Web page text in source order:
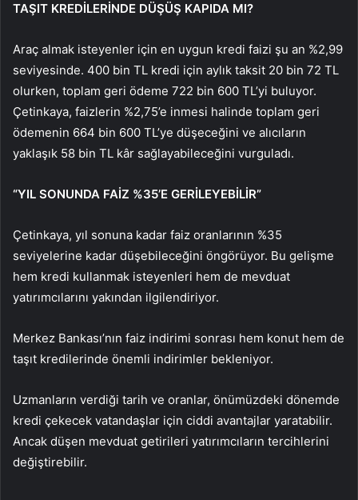
TAŞIT KREDİLERİNDE DÜŞÜŞ KAPIDA MI?
Araç almak isteyenler için en uygun kredi faizi şu an %2,99
seviyesinde. 400 bin TL kredi için aylık taksit 20 bin 72 TL
olurken, toplam geri ödeme 722 bin 600 TL’yi buluyor.
Çetinkaya, faizlerin %2,75’e inmesi halinde toplam geri
ödemenin 664 bin 600 TL’ye düşeceğini ve alıcıların
yaklaşık 58 bin TL kâr sağlayabileceğini vurguladı.
“YIL SONUNDA FAİZ %35’E GERİLEYEBİLİR”
Çetinkaya, yıl sonuna kadar faiz oranlarının %35
seviyelerine kadar düşebileceğini öngörüyor. Bu gelişme
hem kredi kullanmak isteyenleri hem de mevduat
yatırımcılarını yakından ilgilendiriyor.
Merkez Bankası’nın faiz indirimi sonrası hem konut hem de
taşıt kredilerinde önemli indirimler bekleniyor.
Uzmanların verdiği tarih ve oranlar, önümüzdeki dönemde
kredi çekecek vatandaşlar için ciddi avantajlar yaratabilir.
Ancak düşen mevduat getirileri yatırımcıların tercihlerini
değiştirebilir.